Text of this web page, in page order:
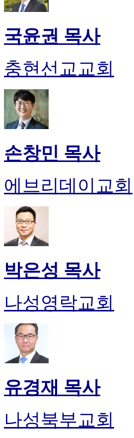
국윤권 목사
충현선교교회
손창민 목사
에브리데이교회
박은성 목사
나성영락교회
유경재 목사
나성북부교회